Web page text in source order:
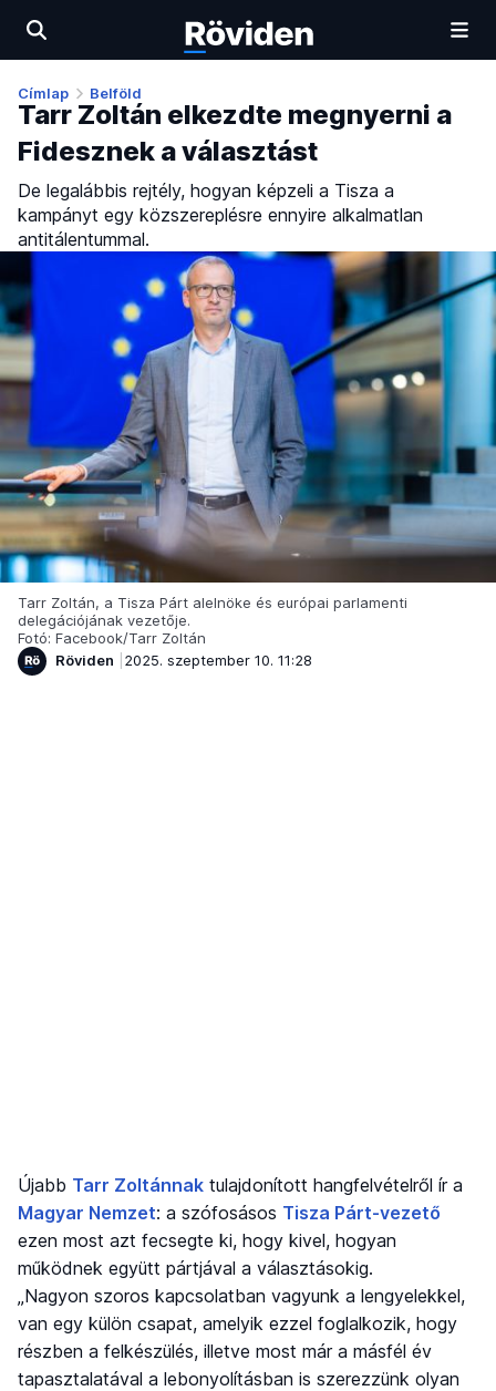
Címlap Belföld
Tarr Zoltán elkezdte megnyerni a
Fidesznek a választást
De legalábbis rejtély, hogyan képzeli a Tisza a
kampányt egy közszereplésre ennyire alkalmatlan
antitálentummal.
Tarr Zoltán, a Tisza Párt alelnöke és európai parlamenti
delegációjának vezetője.
Fotó: Facebook/Tarr Zoltán
Röviden
2025. szeptember 10. 11:28
Újabb Tarr Zoltánnak tulajdonított hangfelvételről ír a
Magyar Nemzet: a szófosásos Tisza Párt-vezető
ezen most azt fecsegte ki, hogy kivel, hogyan
működnek együtt pártjával a választásokig.
„Nagyon szoros kapcsolatban vagyunk a lengyelekkel,
van egy külön csapat, amelyik ezzel foglalkozik, hogy
részben a felkészülés, illetve most már a másfél év
tapasztalatával a lebonyolításban is szerezzünk olyan